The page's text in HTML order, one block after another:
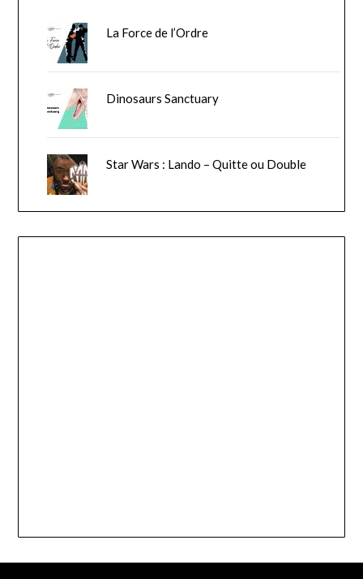
La Force de l’Ordre
Dinosaurs Sanctuary
Star Wars : Lando – Quitte ou Double